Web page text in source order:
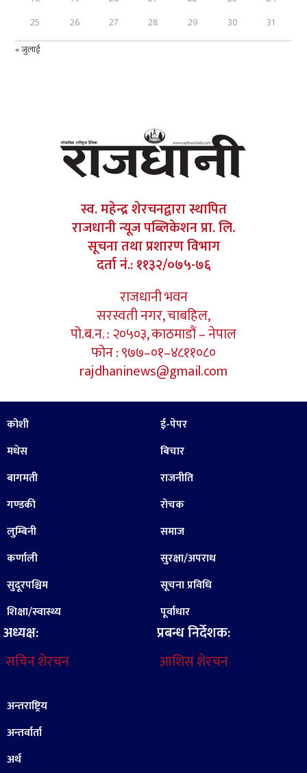
25 26 27 28 29 30 31
« जुलाई
स्व. महेन्द्र शेरचनद्वारा स्थापित
राजधानी न्यूज पब्लिकेशन प्रा. लि.
सूचना तथा प्रशारण विभाग
दर्ता नं.: ११३२/०७५-७६
राजधानी भवन
सरस्वती नगर, चाबहिल,
पो.ब.न. : २०५०३, काठमाडौं – नेपाल
फोन : ९७७–०१–४८११०८०
rajdhaninews@gmail.com
कोशी
मधेस
बागमती
गण्डकी
लुम्बिनी
कर्णाली
सुदूरपश्चिम
शिक्षा/स्वास्थ्य
अध्यक्ष:
सचिन शेरचन
ई-पेपर
बिचार
राजनीति
रोचक
समाज
सुरक्षा/अपराध
सूचना प्रविधि
पूर्वाधार
प्रबन्ध निर्देशक:
आशिस शेरचन
अन्तराष्ट्रिय
अन्तर्वार्ता
अर्थ